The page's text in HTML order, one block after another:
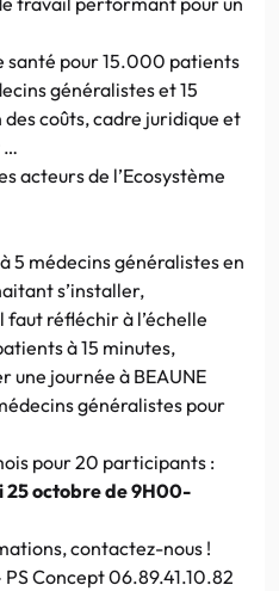
santé pour 15.000 patients
généralistes et 15
coûts, cadre juridique et
…
acteurs de l’Ecosystème
5 médecins généralistes en
s’installer,
faut réfléchir à l’échelle
à 15 minutes,
une journée à BEAUNE
généralistes pour
pour 20 participants :
25 octobre de 9H00-
contactez-nous !
Concept 06.89.41.10.82